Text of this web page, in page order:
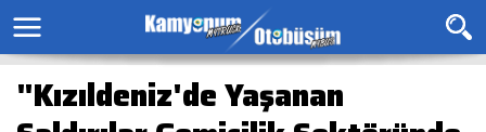
"Kızıldeniz'de Yaşanan